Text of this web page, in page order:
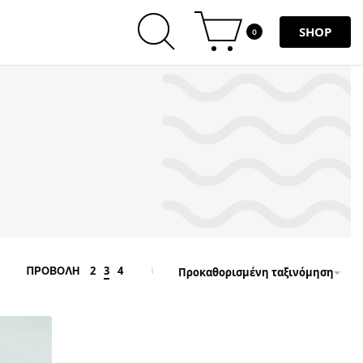
0 SHOP
ΠΡΟΒΟΛΗ 2 3 4 Προκαθορισμένη ταξινόμηση